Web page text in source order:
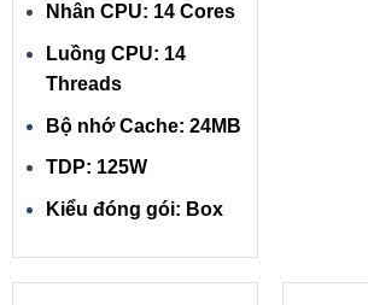
Nhân CPU: 14 Cores
Luồng CPU: 14
Threads
Bộ nhớ Cache: 24MB
TDP: 125W
Kiểu đóng gói: Box